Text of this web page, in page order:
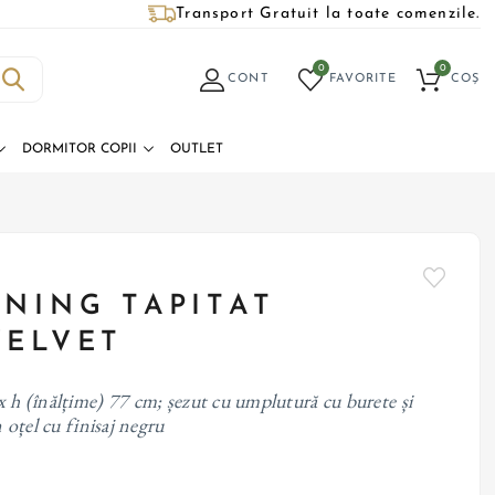
Transport Gratuit la toate comenzile.
CONT FAVORITE
0
COȘ
0
DORMITOR COPII OUTLET
TAPITAT
h (înălțime) 77 cm; șezut cu umplutură cu burete și
oțel cu finisaj negru